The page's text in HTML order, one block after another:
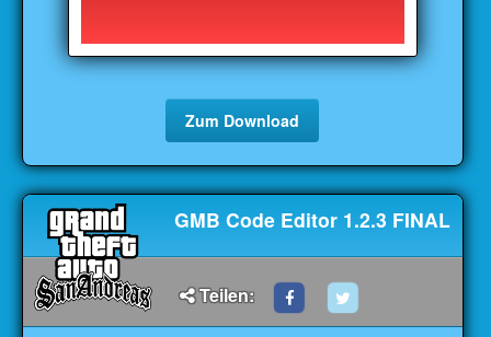
Zum Download
GMB Code Editor 1.2.3 FINAL
Teilen: